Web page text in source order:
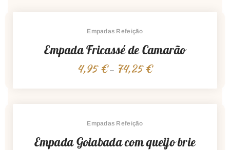
Empadas Refeição
Empada Fricassé de Camarão
4,95€ – 74,25€Price
Empadas Refeição
Empada Goiabada com queijo brie